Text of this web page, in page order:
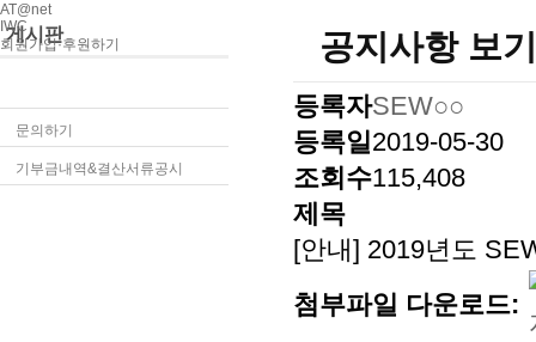
AT@net
IWC
회원가입·후원하기
게시판
문의하기
기부금내역&결산서류공시
공지사항 보기
등록자SEW○○
등록일2019-05-30
조회수115,408
제목
[안내] 2019년도
첨부파일 다운로드: